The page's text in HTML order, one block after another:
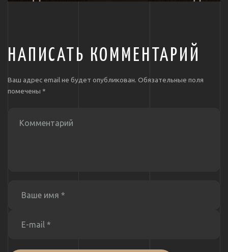
НАПИСАТЬ КОММЕНТАРИЙ
Ваш адрес email не будет опубликован. Обязательные поля
помечены *